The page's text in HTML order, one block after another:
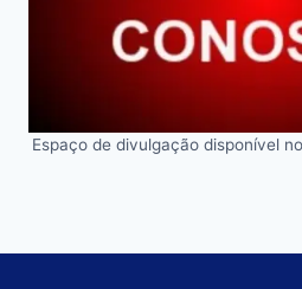
Espaço de divulgação disponível